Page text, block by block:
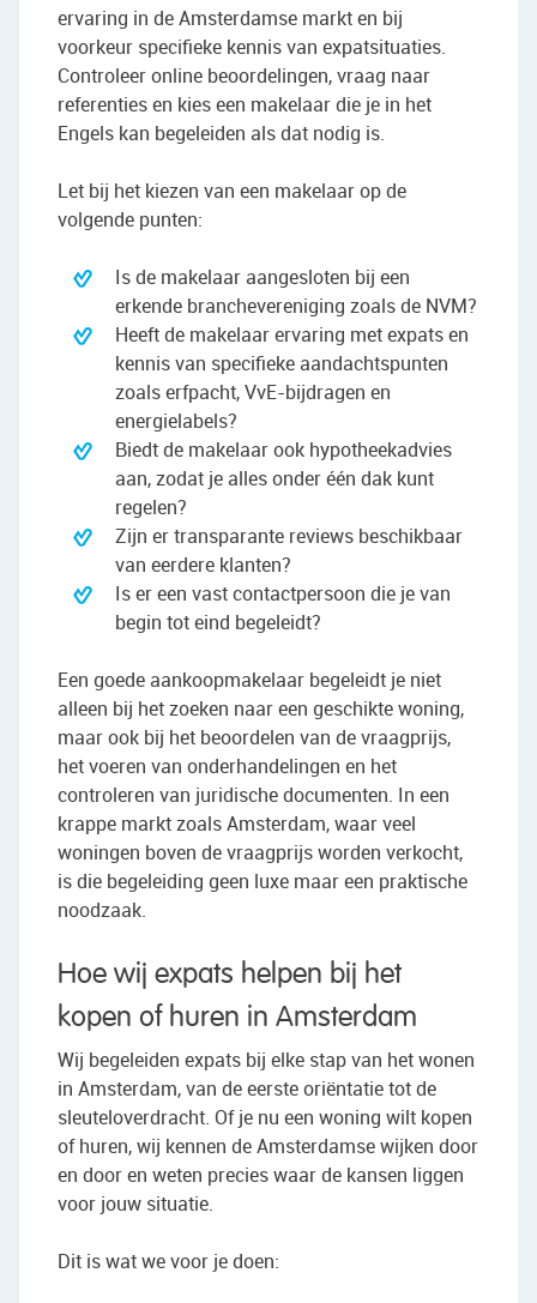
ervaring in de Amsterdamse markt en bij
voorkeur specifieke kennis van expatsituaties.
Controleer online beoordelingen, vraag naar
referenties en kies een makelaar die je in het
Engels kan begeleiden als dat nodig is.
Let bij het kiezen van een makelaar op de
volgende punten:
Is de makelaar aangesloten bij een
erkende branchevereniging zoals de NVM?
Heeft de makelaar ervaring met expats en
kennis van specifieke aandachtspunten
zoals erfpacht, VvE-bijdragen en
energielabels?
Biedt de makelaar ook hypotheekadvies
aan, zodat je alles onder één dak kunt
regelen?
Zijn er transparante reviews beschikbaar
van eerdere klanten?
Is er een vast contactpersoon die je van
begin tot eind begeleidt?
Een goede aankoopmakelaar begeleidt je niet
alleen bij het zoeken naar een geschikte woning,
maar ook bij het beoordelen van de vraagprijs,
het voeren van onderhandelingen en het
controleren van juridische documenten. In een
krappe markt zoals Amsterdam, waar veel
woningen boven de vraagprijs worden verkocht,
is die begeleiding geen luxe maar een praktische
noodzaak.
Hoe wij expats helpen bij het
kopen of huren in Amsterdam
Wij begeleiden expats bij elke stap van het wonen
in Amsterdam, van de eerste oriëntatie tot de
sleuteloverdracht. Of je nu een woning wilt kopen
of huren, wij kennen de Amsterdamse wijken door
en door en weten precies waar de kansen liggen
voor jouw situatie.
Dit is wat we voor je doen: